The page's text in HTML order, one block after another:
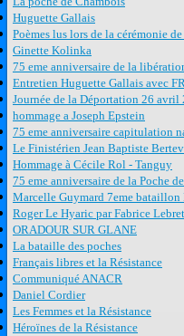
Huguette Gallais
Poèmes lus lors de la cérémonie
Ginette Kolinka
75 eme anniversaire de la
Entretien Huguette Gallais avec
Journée de la Déportation 26 avril
hommage a Joseph Epstein
75 eme anniversaire capitulation
Le Finistérien Jean Baptiste
Hommage à Cécile Rol - Tanguy
75 eme anniversaire de la Poche
Marcelle Guymard 7eme bataillon
Roger Le Hyaric par Fabrice
ORADOUR SUR GLANE
La bataille des poches
Français libres et la Résistance
Communiqué ANACR
Daniel Cordier
Les Femmes et la Résistance
Héroïnes de la Résistance